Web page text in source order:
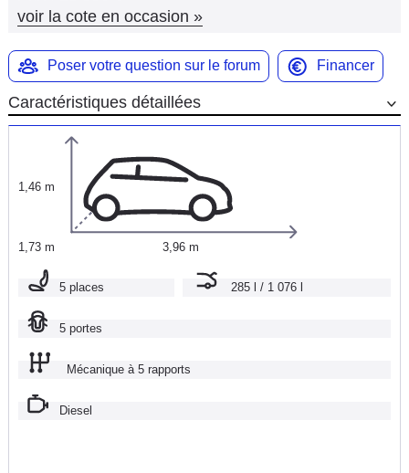
Marques
voir la cote en occasion »
Poser votre question sur le forum Financer
Caractéristiques détaillées
1,46 m
1,73 m 3,96 m
5 places 285 l / 1 076 l
5 portes
Mécanique à 5 rapports
Diesel